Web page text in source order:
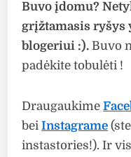
Buvo įdomu?
grįžtamasis ryšys
blogeriui :). Buvo
padėkite tobulėti !
Draugaukime
beiInstagrame
instastories!). Ir